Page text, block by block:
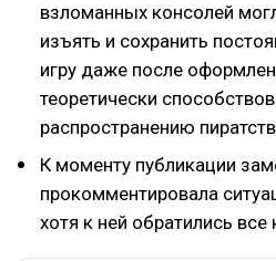
взломанных консолей
изъять и сохранить
игру даже после
теоретически
распространению
К моменту публикации
прокомментировала
хотя к ней обратились